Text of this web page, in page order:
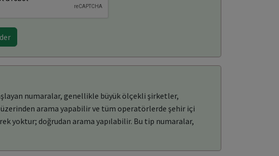
numaralar, genellikle büyük ölçekli şirketler,
arama yapabilir ve tüm operatörlerde şehir içi
yoktur; doğrudan arama yapılabilir. Bu tip numaralar,